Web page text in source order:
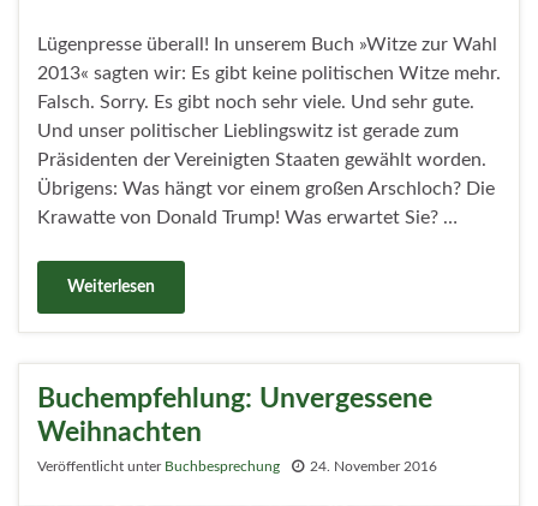
Lügenpresse überall! In unserem Buch »Witze zur Wahl
2013« sagten wir: Es gibt keine politischen Witze mehr.
Falsch. Sorry. Es gibt noch sehr viele. Und sehr gute.
Und unser politischer Lieblingswitz ist gerade zum
Präsidenten der Vereinigten Staaten gewählt worden.
Übrigens: Was hängt vor einem großen Arschloch? Die
Krawatte von Donald Trump! Was erwartet Sie? …
Weiterlesen
Buchempfehlung: Unvergessene
Weihnachten
Veröffentlicht unter Buchbesprechung 24. November 2016